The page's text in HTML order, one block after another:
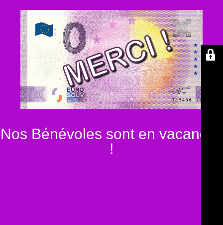
Nos Bénévoles sont en vacances
!